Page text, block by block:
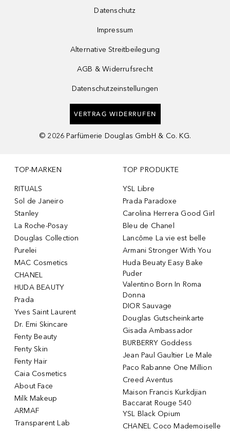
Datenschutz
Impressum
Alternative Streitbeilegung
AGB & Widerrufsrecht
Datenschutzeinstellungen
VERTRAG WIDERRUFEN
© 2026 Parfümerie Douglas GmbH & Co. KG.
TOP-MARKEN
RITUALS
Sol de Janeiro
Stanley
La Roche-Posay
Douglas Collection
Purelei
MAC Cosmetics
CHANEL
HUDA BEAUTY
Prada
Yves Saint Laurent
Dr. Emi Skincare
Fenty Beauty
Fenty Skin
Fenty Hair
Caia Cosmetics
About Face
Milk Makeup
ARMAF
Transparent Lab
TOP PRODUKTE
YSL Libre
Prada Paradoxe
Carolina Herrera Good Girl
Bleu de Chanel
Lancôme La vie est belle
Armani Stronger With You
Huda Beuaty Easy Bake
Puder
Valentino Born In Roma
Donna
DIOR Sauvage
Douglas Gutscheinkarte
Gisada Ambassador
BURBERRY Goddess
Jean Paul Gaultier Le Male
Paco Rabanne One Million
Creed Aventus
Maison Francis Kurkdjian
Baccarat Rouge 540
YSL Black Opium
CHANEL Coco Mademoiselle